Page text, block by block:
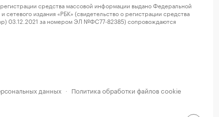
средства массовой информации выдано Федеральной
издания «РБК» (свидетельство о регистрации средства
03.12.2021 за номером ЭЛ №ФС77-82385) сопровождаются
данных · Политика обработки файлов cookie